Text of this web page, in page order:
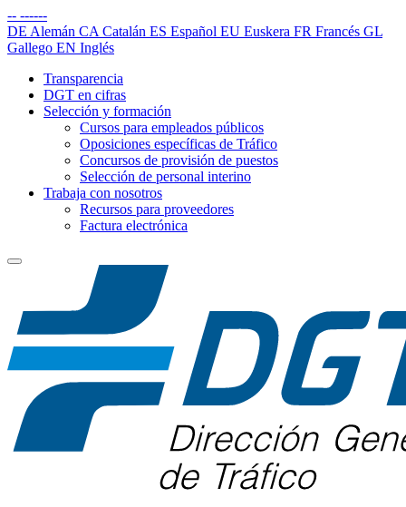
-- ------
DE Alemán CA Catalán ES Español EU Euskera FR Francés GL
Gallego EN Inglés
Transparencia
DGT en cifras
Selección y formación
Cursos para empleados públicos
Oposiciones específicas de Tráfico
Concursos de provisión de puestos
Selección de personal interino
Trabaja con nosotros
Recursos para proveedores
Factura electrónica